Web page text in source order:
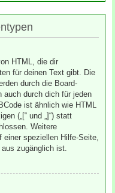
HTML, die dir
für deinen Text gibt. Die
durch die Board-
auch durch dich für jeden
ist ähnlich wie HTML
(„[“ und „]“) statt
Weitere
speziellen Hilfe-Seite,
zugänglich ist.